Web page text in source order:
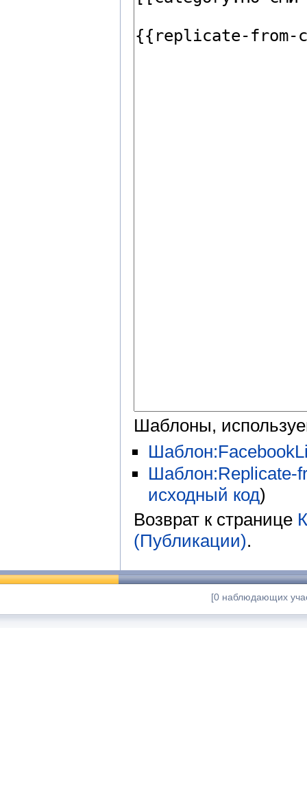
Шаблоны,
Шаблон:Replicate-
исходный код)
Возврат к странице
(Публикации).
[0 наблюдающих